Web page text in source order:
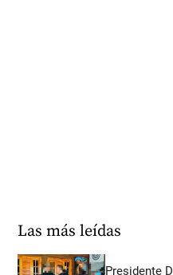
Las más leídas
Presidente